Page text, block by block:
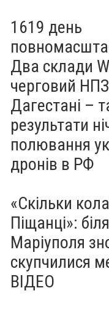
1619 день
Два склади
черговий
Дагестані –
результати
полювання
дронів в РФ
«Скільки
Піщанці»:
Маріуполя
скупчилися
ВІДЕО